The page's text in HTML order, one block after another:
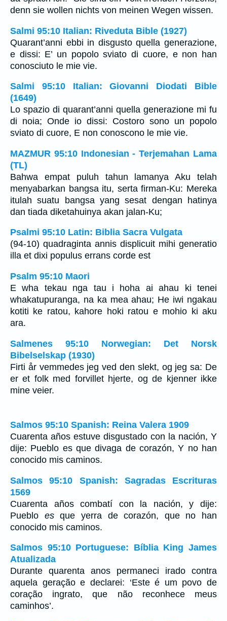
denn sie wollen nichts von meinen Wegen wissen.
Salmi 95:10 Italian: Riveduta Bible (1927)
Quarant’anni ebbi in disgusto quella generazione,
e dissi: E’ un popolo sviato di cuore, e non han
conosciuto le mie vie.
Salmi 95:10 Italian: Giovanni Diodati Bible
(1649)
Lo spazio di quarant’anni quella generazione mi fu
di noia; Onde io dissi: Costoro sono un popolo
sviato di cuore, E non conoscono le mie vie.
MAZMUR 95:10 Indonesian - Terjemahan Lama
(TL)
Bahwa empat puluh tahun lamanya Aku telah
menyabarkan bangsa itu, serta firman-Ku: Mereka
itulah suatu bangsa yang sesat dengan hatinya
dan tiada diketahuinya akan jalan-Ku;
Psalmi 95:10 Latin: Biblia Sacra Vulgata
(94-10) quadraginta annis displicuit mihi generatio
illa et dixi populus errans corde est
Psalm 95:10 Maori
E wha tekau nga tau i hoha ai ahau ki tenei
whakatupuranga, na ka mea ahau; He iwi ngakau
kotiti ke ratou, kahore hoki ratou e mohio ki aku
ara.
Salmenes 95:10 Norwegian: Det Norsk
Bibelselskap (1930)
Firti år vemmedes jeg ved den slekt, og jeg sa: De
er et folk med forvillet hjerte, og de kjenner ikke
mine veier.
Salmos 95:10 Spanish: Reina Valera 1909
Cuarenta años estuve disgustado con la nación, Y
dije: Pueblo es que divaga de corazón, Y no han
conocido mis caminos.
Salmos 95:10 Spanish: Sagradas Escrituras
1569
Cuarenta años combatí con la nación, y dije:
Pueblo esque yerra de corazón, que no han
conocido mis caminos.
Salmos 95:10 Portuguese: Bíblia King James
Atualizada
Durante quarenta anos permaneci irado contra
aquela geração e declarei: ‘Este é um povo de
coração ingrato, que não reconhece meus
caminhos’.